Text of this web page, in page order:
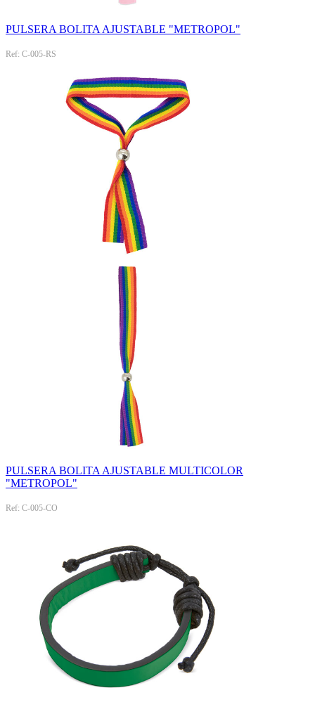
PULSERA BOLITA AJUSTABLE "METROPOL"
Ref: C-005-RS
PULSERA BOLITA AJUSTABLE MULTICOLOR
"METROPOL"
Ref: C-005-CO